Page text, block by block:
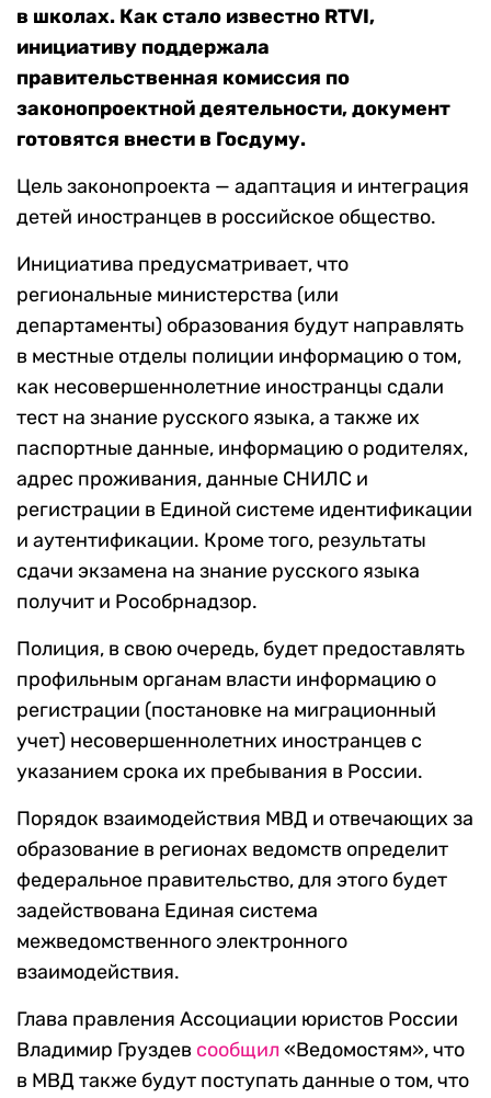
в школах. Как стало известно RTVI,
инициативу поддержала
правительственная комиссия по
законопроектной деятельности, документ
готовятся внести в Госдуму.
Цель законопроекта — адаптация и интеграция
детей иностранцев в российское общество.
Инициатива предусматривает, что
региональные министерства (или
департаменты) образования будут направлять
в местные отделы полиции информацию о том,
как несовершеннолетние иностранцы сдали
тест на знание русского языка, а также их
паспортные данные, информацию о родителях,
адрес проживания, данные СНИЛС и
регистрации в Единой системе идентификации
и аутентификации. Кроме того, результаты
сдачи экзамена на знание русского языка
получит и Рособрнадзор.
Полиция, в свою очередь, будет предоставлять
профильным органам власти информацию о
регистрации (постановке на миграционный
учет) несовершеннолетних иностранцев с
указанием срока их пребывания в России.
Порядок взаимодействия МВД и отвечающих за
образование в регионах ведомств определит
федеральное правительство, для этого будет
задействована Единая система
межведомственного электронного
взаимодействия.
Глава правления Ассоциации юристов России
Владимир Груздев сообщил «Ведомостям», что
в МВД также будут поступать данные о том, что